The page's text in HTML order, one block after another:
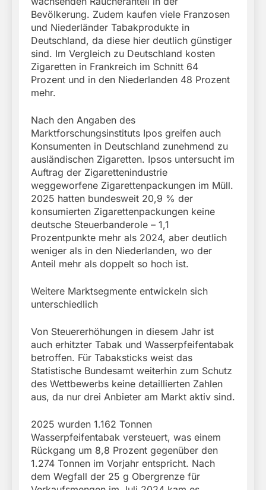
Bevölkerung. Zudem kaufen viele Franzosen
und Niederländer Tabakprodukte in
Deutschland, da diese hier deutlich günstiger
sind. Im Vergleich zu Deutschland kosten
Zigaretten in Frankreich im Schnitt 64
Prozent und in den Niederlanden 48 Prozent
mehr.
Nach den Angaben des
Marktforschungsinstituts Ipos greifen auch
Konsumenten in Deutschland zunehmend zu
ausländischen Zigaretten. Ipsos untersucht im
Auftrag der Zigarettenindustrie
weggeworfene Zigarettenpackungen im Müll.
2025 hatten bundesweit 20,9 % der
konsumierten Zigarettenpackungen keine
deutsche Steuerbanderole – 1,1
Prozentpunkte mehr als 2024, aber deutlich
weniger als in den Niederlanden, wo der
Anteil mehr als doppelt so hoch ist.
Weitere Marktsegmente entwickeln sich
unterschiedlich
Von Steuererhöhungen in diesem Jahr ist
auch erhitzter Tabak und Wasserpfeifentabak
betroffen. Für Tabaksticks weist das
Statistische Bundesamt weiterhin zum Schutz
des Wettbewerbs keine detaillierten Zahlen
aus, da nur drei Anbieter am Markt aktiv sind.
2025 wurden 1.162 Tonnen
Wasserpfeifentabak versteuert, was einem
Rückgang um 8,8 Prozent gegenüber den
1.274 Tonnen im Vorjahr entspricht. Nach
dem Wegfall der 25 g Obergrenze für